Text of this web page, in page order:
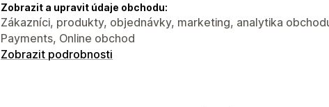
Zobrazit a upravit údaje obchodu:
Zákazníci, produkty, objednávky, marketing, analytika
Payments, Online obchod
Zobrazit podrobnosti